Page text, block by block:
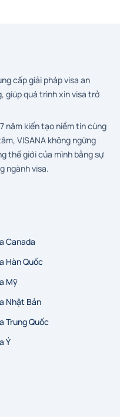
cấp giải pháp visa an
giúp quá trình xin visa trở
năm kiến tạo niềm tin cùng
VISANA không ngừng
thế giới của mình bằng sự
ngành visa.
Canada
Hàn Quốc
Mỹ
Nhật Bản
Trung Quốc
Ý
Zalo